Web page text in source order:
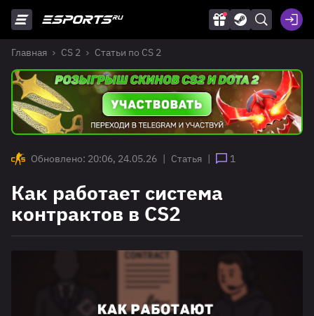
Главная CS 2 Статьи по CS 2
Обновлено: 20:06, 24.05.26 | Статья | 1
Как работает система
контрактов в CS2